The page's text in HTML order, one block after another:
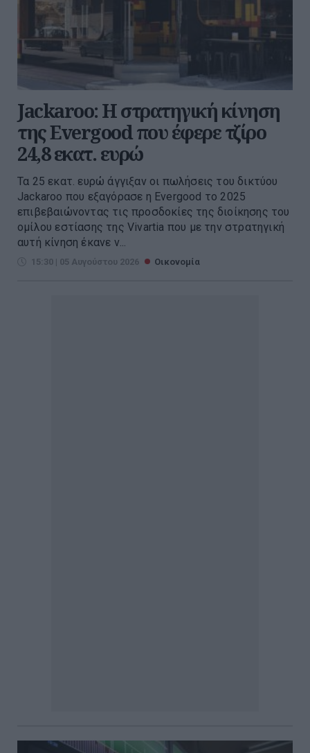
Jackaroo: Η στρατηγική κίνηση
της Evergood που έφερε τζίρο
24,8 εκατ. ευρώ
Τα 25 εκατ. ευρώ άγγιξαν οι πωλήσεις του δικτύου
Jackaroo που εξαγόρασε η Evergood το 2025
επιβεβαιώνοντας τις προσδοκίες της διοίκησης του
ομίλου εστίασης της Vivartia που με την στρατηγική
αυτή κίνηση έκανε ν...
15:30 | 05 Αυγούστου 2026 Οικονομία